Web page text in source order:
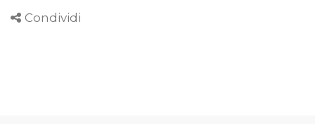
Condividi